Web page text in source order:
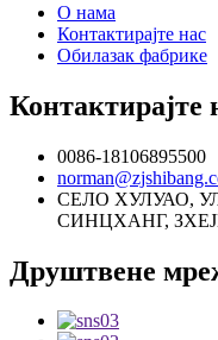
О нама
Контактирајте нас
Обилазак фабрике
Контактирајте
0086-18106895500
СЕЛО ХУЛУАО,
СИНЦХАНГ,
Друштвене